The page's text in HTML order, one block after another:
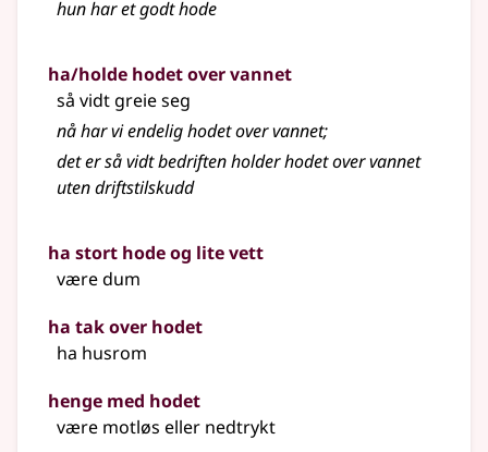
hun har et godt hode
ha/holde hodet over vannet
så vidt greie seg
nå har vi endelig hodet over vannet;
det er så vidt bedriften holder hodet over vannet
uten driftstilskudd
ha stort hode og lite vett
være dum
ha tak over hodet
ha husrom
henge med hodet
være motløs eller nedtrykt